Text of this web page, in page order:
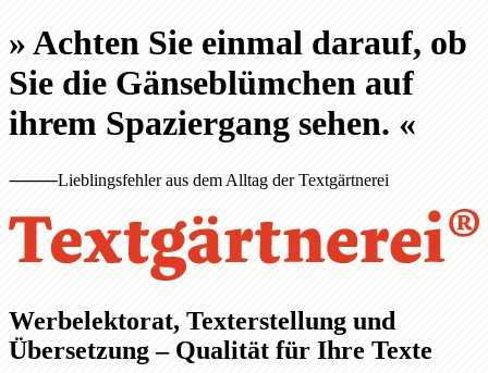
»Achten Sie einmal darauf, ob
Sie die Gänseblümchen auf
ihrem Spaziergang sehen.«
⸻Lieblingsfehler aus dem Alltag der Textgärtnerei
Werbelektorat, Texterstellung und
Übersetzung – Qualität für Ihre Texte